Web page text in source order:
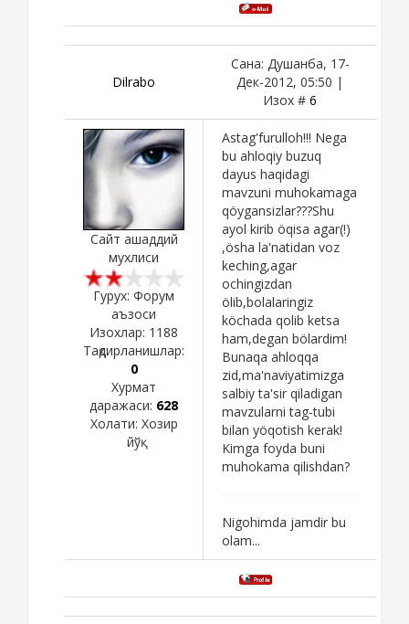
Dilrabo
Сана: Душанба, 17-
Дек-2012, 05:50 |
Изох # 6
Сайт ашаддий
мухлиси
Гурух: Форум
аъзоси
Изохлар: 1188
Тақдирланишлар:
0
Хурмат
даражаси: 628
Холати: Хозир
йўқ
Astag'furulloh!!! Nega
bu ahloqiy buzuq
dayus haqidagi
mavzuni muhokamaga
qöygansizlar???Shu
ayol kirib öqisa agar(!)
,ösha la'natidan voz
keching,agar
ochingizdan
ölib,bolalaringiz
köchada qolib ketsa
ham,degan bölardim!
Bunaqa ahloqqa
zid,ma'naviyatimizga
salbiy ta'sir qiladigan
mavzularni tag-tubi
bilan yöqotish kerak!
Kimga foyda buni
muhokama qilishdan?
Nigohimda jamdir bu
olam...